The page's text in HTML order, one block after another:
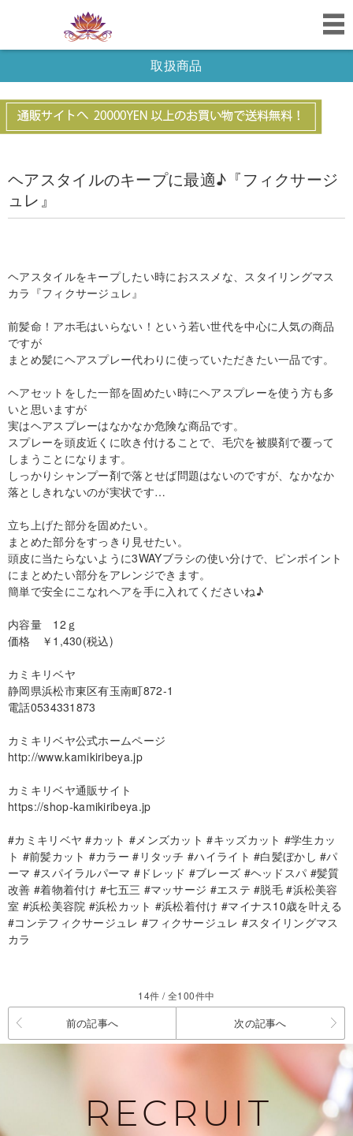
取扱商品
ヘアスタイルのキープに最適♪『フィクサージ
ュレ』
ヘアスタイルをキープしたい時におススメな、スタイリングマス
カラ『フィクサージュレ』
前髪命！アホ毛はいらない！という若い世代を中心に人気の商品
ですが
まとめ髪にヘアスプレー代わりに使っていただきたい一品です。
ヘアセットをした一部を固めたい時にヘアスプレーを使う方も多
いと思いますが
実はヘアスプレーはなかなか危険な商品です。
スプレーを頭皮近くに吹き付けることで、毛穴を被膜剤で覆って
しまうことになります。
しっかりシャンプー剤で落とせば問題はないのですが、なかなか
落としきれないのが実状です…
立ち上げた部分を固めたい。
まとめた部分をすっきり見せたい。
頭皮に当たらないように3WAYブラシの使い分けで、ピンポイント
にまとめたい部分をアレンジできます。
簡単で安全にこなれヘアを手に入れてくださいね♪
内容量 12ｇ
価格 ￥1,430(税込)
カミキリベヤ
静岡県浜松市東区有玉南町872-1
電話0534331873
カミキリベヤ公式ホームページ
http://www.kamikiribeya.jp
カミキリベヤ通販サイト
https://shop-kamikiribeya.jp
#カミキリベヤ #カット #メンズカット #キッズカット #学生カッ
ト #前髪カット #カラー #リタッチ #ハイライト #白髪ぼかし #パ
ーマ #スパイラルパーマ #ドレッド #ブレーズ #ヘッドスパ #髪質
改善 #着物着付け #七五三 #マッサージ #エステ #脱毛 #浜松美容
室 #浜松美容院 #浜松カット #浜松着付け #マイナス10歳を叶える
#コンテフィクサージュレ #フィクサージュレ #スタイリングマス
カラ
14件 / 全100件中
前の記事へ 次の記事へ
RECRUIT